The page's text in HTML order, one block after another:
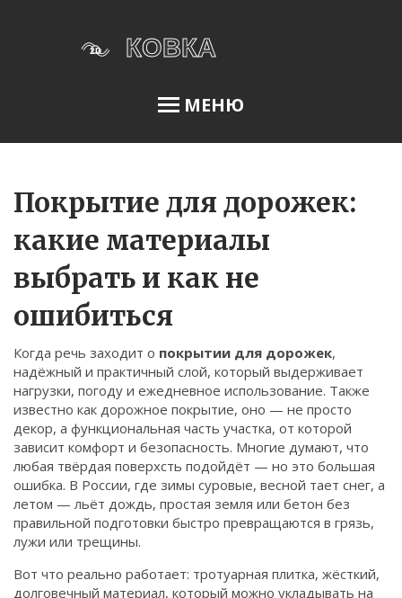
МЕНЮ
Меню
О нас
Условия использования
Политика конфиденциальности
ФЗ-152
Связаться
© 2026. Все права защищены.
Покрытие для дорожек:
какие материалы
выбрать и как не
ошибиться
Когда речь заходит о покрытии для дорожек,
надёжный и практичный слой, который выдерживает
нагрузки, погоду и ежедневное использование. Также
известно как дорожное покрытие, оно — не просто
декор, а функциональная часть участка, от которой
зависит комфорт и безопасность. Многие думают, что
любая твёрдая поверхсть подойдёт — но это большая
ошибка. В России, где зимы суровые, весной тает снег, а
летом — льёт дождь, простая земля или бетон без
правильной подготовки быстро превращаются в грязь,
лужи или трещины.
Вот что реально работает: тротуарная плитка, жёсткий,
долговечный материал, который можно укладывать на